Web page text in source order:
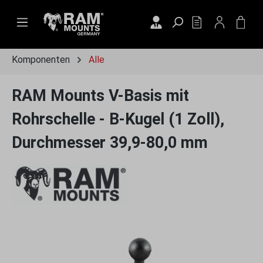
Zum Hauptinhalt springen
DU HAST 0
Komponenten Alle
RAM Mounts V-Basis mit
Rohrschelle - B-Kugel (1 Zoll),
Durchmesser 39,9-80,0 mm